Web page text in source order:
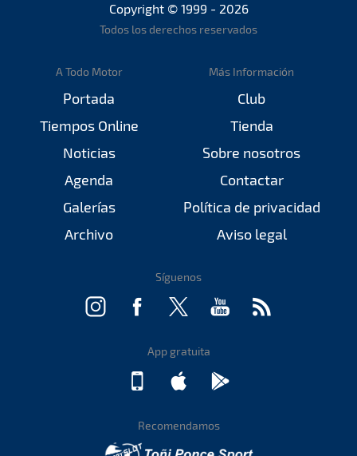
Copyright © 1999 - 2026
Todos los derechos reservados
A Todo Motor
Portada
Tiempos Online
Noticias
Agenda
Galerías
Archivo
Más Información
Club
Tienda
Sobre nosotros
Contactar
Política de privacidad
Aviso legal
Síguenos
App gratuita
Recomendamos